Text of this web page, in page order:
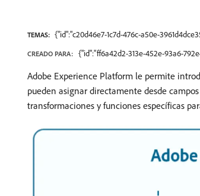
TEMAS: {"id":"c20d46e7-1c7d-476c-a50e-
CREADO PARA: {"id":"ff6a42d2-313e-452e-93a6-
Adobe Experience Platform le permite
pueden asignar directamente desde
transformaciones y funciones específicas